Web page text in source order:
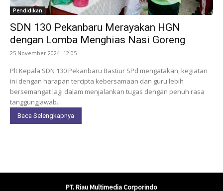
Pendidikan
SDN 130 Pekanbaru Merayakan HGN
dengan Lomba Menghias Nasi Goreng
25 November 2024 -12:05
Plt Kepala SDN 130 Pekanbaru Bastiur SPd mengatakan, kegiatan
ini dengan harapan tercipta kebersamaan dan guru lebih
bersemangat lagi dalam menjalankan tugas dengan penuh rasa
tanggungjawab.
Baca Selengkapnya
PT. Riau Multimedia Corporindo